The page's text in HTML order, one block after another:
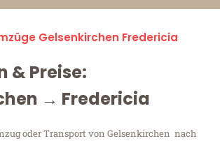
Gelsenkirchen Fredericia
& Preise:
→ Fredericia
oder Transport von Gelsenkirchen nach